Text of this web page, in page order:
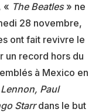
« The Beatles» ne
28 novembre,
ont fait revivre le
un record hors du
à Mexico en
Paul
Starrdans le but